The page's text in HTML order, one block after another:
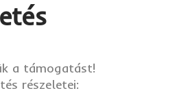
a támogatást!
részeletei: